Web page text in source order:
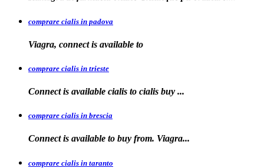
comprare cialis in padova
Viagra, connect is available to
comprare cialis in trieste
Connect is available cialis to cialis buy ...
comprare cialis in brescia
Connect is available to buy from. Viagra...
comprare cialis in taranto